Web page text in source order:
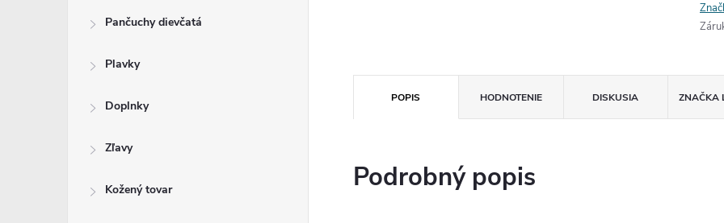
Pančuchy dievčatá
Plavky
Doplnky
Zľavy
Kožený tovar
POPIS HODNOTENIE DISKUSIA ZNAČKA
Podrobný popis